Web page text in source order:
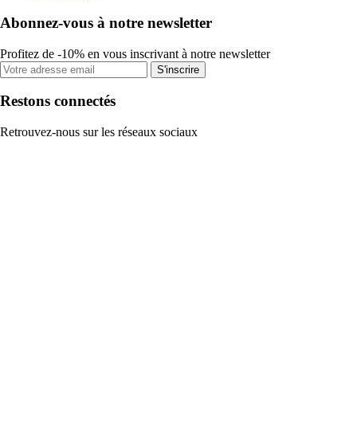
Abonnez-vous à notre newsletter
Profitez de -10% en vous inscrivant à notre newsletter
S'inscrire
Restons connectés
Retrouvez-nous sur les réseaux sociaux